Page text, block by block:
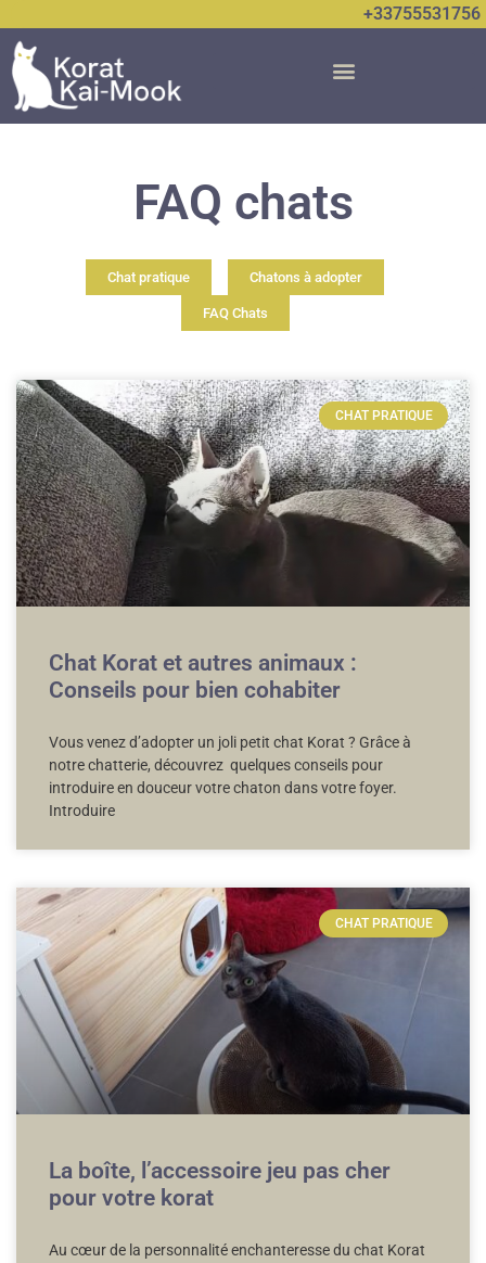
+33755531756
FAQ chats
Chat pratique Chatons à adopter
FAQ Chats
CHAT PRATIQUE
Chat Korat et autres animaux :
Conseils pour bien cohabiter
Vous venez d’adopter un joli petit chat Korat ? Grâce à
notre chatterie, découvrez quelques conseils pour
introduire en douceur votre chaton dans votre foyer.
Introduire
CHAT PRATIQUE
La boîte, l’accessoire jeu pas cher
pour votre korat
Au cœur de la personnalité enchanteresse du chat Korat